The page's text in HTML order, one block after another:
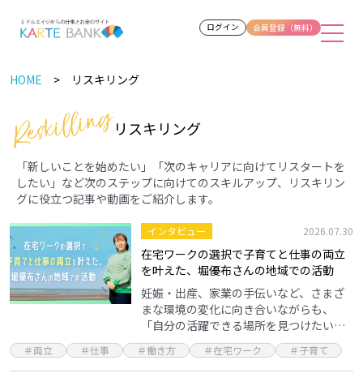
ログイン 会員登録（無料）
HOME リスキリング
リスキリング
「新しいことを始めたい」「次のキャリアに向けてリスタートを
したい」など次のステップに向けてのスキルアップ、リスキリン
グに役立つ記事や動画をご紹介します。
インタビュー 2026.07.30
在宅ワークの選択で子育てと仕事の両立
を叶えた、堀優布さんの地域での活動
妊娠・出産、家業の手伝いなど、さまざ
まな環境の変化に向き合いながらも、
「自分の活躍できる場所を見つけたい」
と考える方は少なくありません。今回
は、パソコン1台から始め、今では講師と
しても活躍する堀優布さ…
＃両立 ＃仕事 ＃働き方 ＃在宅ワーク ＃子育て